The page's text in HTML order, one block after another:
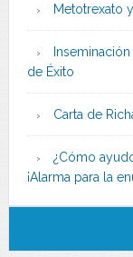
Metotrexato
de Éxito
Carta de
¿Cómo
¡Alarma para la